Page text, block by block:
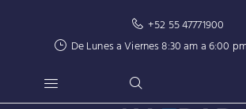
+52 55 47771900
De Lunes a Viernes 8:30 am a 6:00